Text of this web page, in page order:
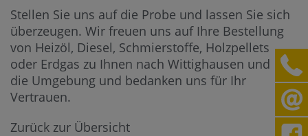
Stellen Sie uns auf die Probe und lassen Sie sich
überzeugen. Wir freuen uns auf Ihre Bestellung
von Heizöl, Diesel, Schmierstoffe, Holzpellets
oder Erdgas zu Ihnen nach Wittighausen und in
die Umgebung und bedanken uns für Ihr
Vertrauen.
Zurück zur Übersicht